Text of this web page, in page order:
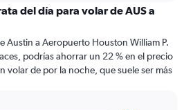
del día para volar de AUS a
Austin a Aeropuerto Houston William P.
podrías ahorrar un 22 % en el precio
volar de por la noche, que suele ser más